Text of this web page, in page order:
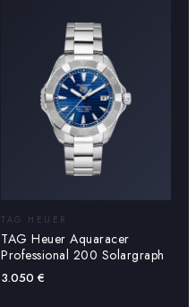
TAG HEUER
TAG Heuer Aquaracer
Professional 200 Solargraph
3.050 €